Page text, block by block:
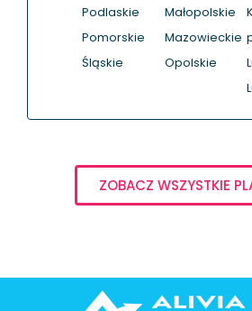
Podlaskie
Pomorskie
Śląskie
Małopolskie
Mazowieckie
Opolskie
ZOBACZ WSZYSTKIE